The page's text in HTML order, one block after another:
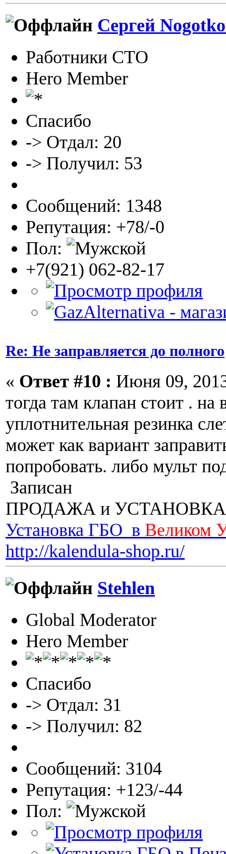
Сергей
Работники СТО
Hero Member
Спасибо
-> Отдал: 20
-> Получил: 53
Сообщений: 1348
Репутация: +78/-0
Пол:
+7(921) 062-82-17
Re: Не заправляется до полного
« Ответ #10 : Июня 09,
тогда там клапан стоит . на
уплотнительная резинка
может как вариант
попробовать. либо мульт
Записан
ПРОДАЖА и
Установка ГБО в Великом
http://kalendula-shop.ru/
Stehlen
Global Moderator
Hero Member
Спасибо
-> Отдал: 31
-> Получил: 82
Сообщений: 3104
Репутация: +123/-44
Пол: